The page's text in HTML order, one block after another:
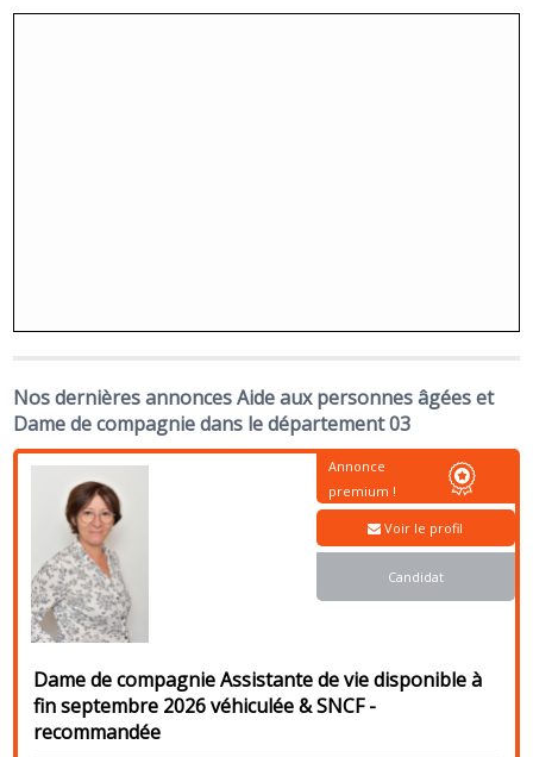
Nos dernières annonces Aide aux personnes âgées et
Dame de compagnie dans le département 03
Dame de compagnie Assistante de vie disponible à
fin septembre 2026 véhiculée & SNCF -
recommandée
Annonce
premium !
Voir le profil
Candidat